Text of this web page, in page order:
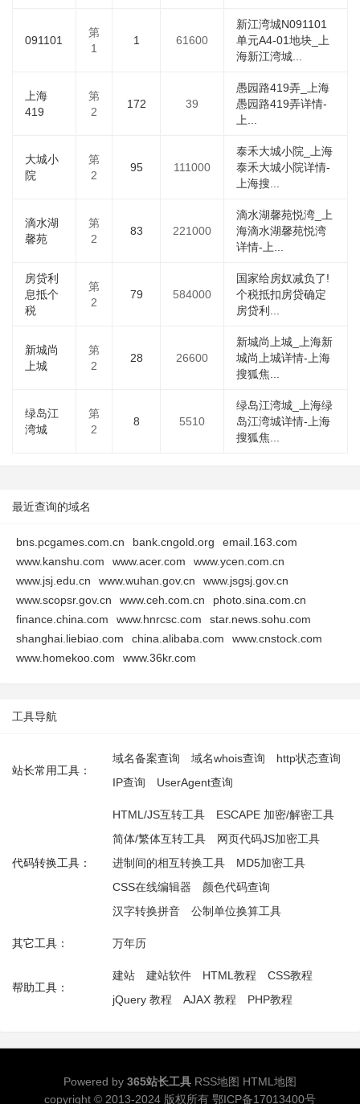
091101
第
1
1 61600
新江湾城N091101
单元A4-01地块_上
海新江湾城...
上海
419
第
2
172 39
愚园路419弄_上海
愚园路419弄详情-
上...
大城小
院
第
2
95 111000
泰禾大城小院_上海
泰禾大城小院详情-
上海搜...
滴水湖
馨苑
第
2
83 221000
滴水湖馨苑悦湾_上
海滴水湖馨苑悦湾
详情-上...
房贷利
息抵个
税
第
2
79 584000
国家给房奴减负了!
个税抵扣房贷确定
房贷利...
新城尚
上城
第
2
28 26600
新城尚上城_上海新
城尚上城详情-上海
搜狐焦...
绿岛江
湾城
第
2
8 5510
绿岛江湾城_上海绿
岛江湾城详情-上海
搜狐焦...
最近查询的域名
bns.pcgames.com.cn bank.cngold.org
email.163.com
www.kanshu.com
www.acer.com
www.ycen.com.cn
www.jsj.edu.cn
www.wuhan.gov.cn
www.jsgsj.gov.cn
www.scopsr.gov.cn
www.ceh.com.cn
photo.sina.com.cn
finance.china.com
www.hnrcsc.com
star.news.sohu.com
shanghai.liebiao.com
china.alibaba.com
www.cnstock.com
www.homekoo.com
www.36kr.com
工具导航
站长常用工具：
域名备案查询 域名whois查询
http状态查询
IP查询
UserAgent查询
代码转换工具：
HTML/JS互转工具
ESCAPE 加密/解密工具
简体/繁体互转工具
网页代码JS加密工具
进制间的相互转换工具
MD5加密工具
CSS在线编辑器
颜色代码查询
汉字转换拼音
公制单位换算工具
其它工具： 万年历
帮助工具：
建站 建站软件 HTML教程
CSS教程
jQuery 教程
AJAX 教程 PHP教程
Powered by 365站长工具 RSS地图 HTML地图
copyright © 2013-2024 版权所有 鄂ICP备17013400号